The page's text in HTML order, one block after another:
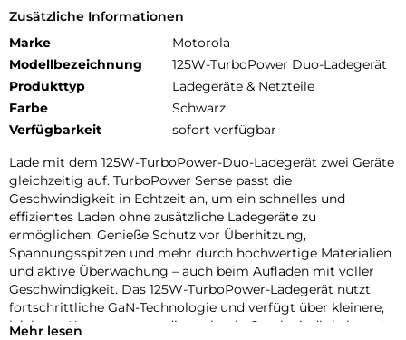
Zusätzliche Informationen
Marke
Motorola
Modellbezeichnung
125W-TurboPower Duo-Ladegerät
Produkttyp
Ladegeräte & Netzteile
Farbe
Schwarz
Verfügbarkeit
sofort verfügbar
Lade mit dem 125W-TurboPower-Duo-Ladegerät zwei Geräte
gleichzeitig auf. TurboPower Sense passt die
Geschwindigkeit in Echtzeit an, um ein schnelles und
effizientes Laden ohne zusätzliche Ladegeräte zu
ermöglichen. Genieße Schutz vor Überhitzung,
Spannungsspitzen und mehr durch hochwertige Materialien
und aktive Überwachung – auch beim Aufladen mit voller
Geschwindigkeit. Das 125W-TurboPower-Ladegerät nutzt
fortschrittliche GaN-Technologie und verfügt über kleinere,
leichtere Komponenten, die optimale Geschwindigkeit und
Mehr lesen